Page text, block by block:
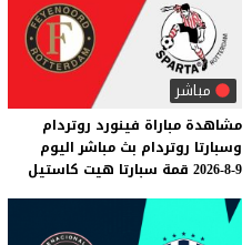
مباشر
مشاهدة مباراة فينورد روتردام
وسبارتا روتردام بث مباشر اليوم
9-8-2026
قمة سبارتا هيت كاستيل